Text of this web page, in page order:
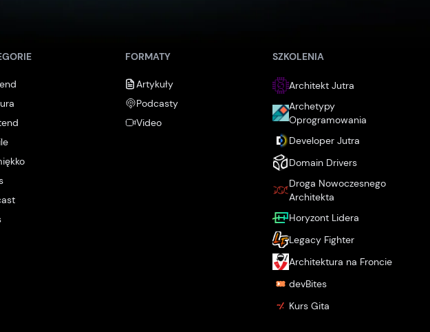
FORMATY
Artykuły
Podcasty
Video
SZKOLENIA
Architekt Jutra
Archetypy
Oprogramowania
Developer Jutra
Domain Drivers
Droga Nowoczesnego
Architekta
Horyzont Lidera
Legacy Fighter
Architektura na Froncie
devBites
Kurs Gita